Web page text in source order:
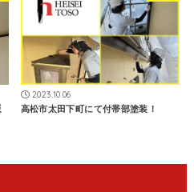
2023.10.06
高松市太田下町にて付帯部塗装！